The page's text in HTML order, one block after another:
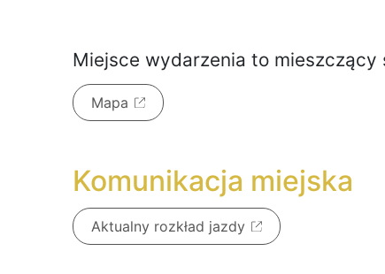
Miejsce wydarzenia to mieszczący
Mapa
Komunikacja miejska
Aktualny rozkład jazdy